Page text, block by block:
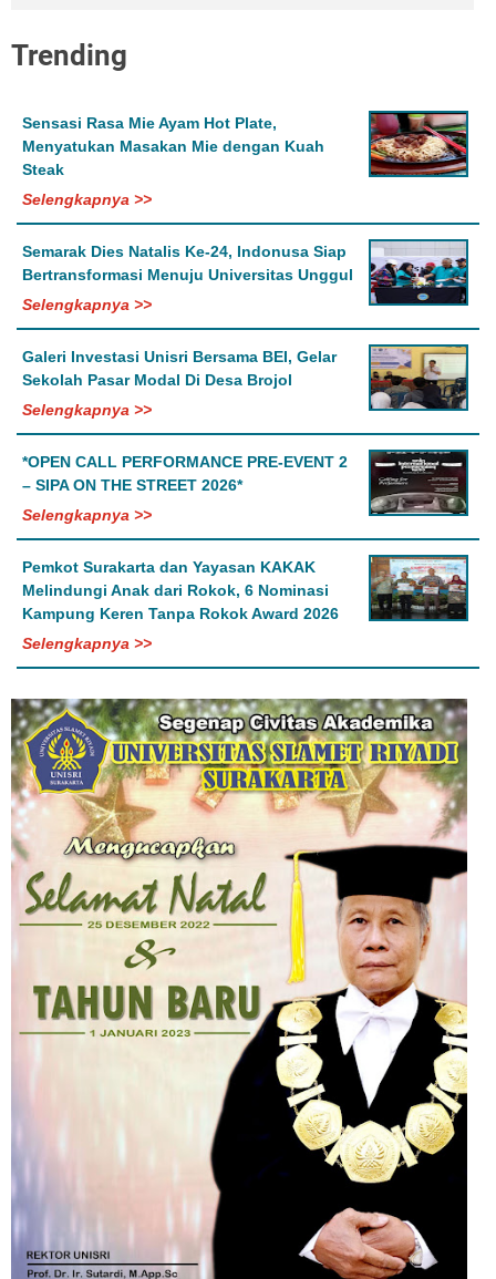
Trending
Sensasi Rasa Mie Ayam Hot Plate,
Menyatukan Masakan Mie dengan Kuah
Steak
Selengkapnya >>
Semarak Dies Natalis Ke-24, Indonusa Siap
Bertransformasi Menuju Universitas Unggul
Selengkapnya >>
Galeri Investasi Unisri Bersama BEI, Gelar
Sekolah Pasar Modal Di Desa Brojol
Selengkapnya >>
*OPEN CALL PERFORMANCE PRE-EVENT 2
– SIPA ON THE STREET 2026*
Selengkapnya >>
Pemkot Surakarta dan Yayasan KAKAK
Melindungi Anak dari Rokok, 6 Nominasi
Kampung Keren Tanpa Rokok Award 2026
Selengkapnya >>